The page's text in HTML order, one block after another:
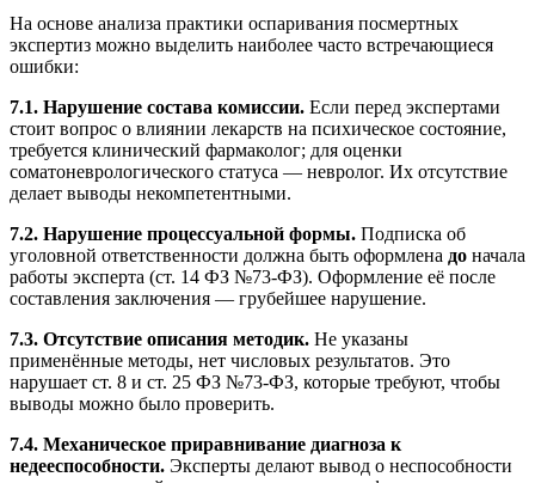
На основе анализа практики оспаривания посмертных
экспертиз можно выделить наиболее часто встречающиеся
ошибки:
7.1. Нарушение состава комиссии. Если перед экспертами
стоит вопрос о влиянии лекарств на психическое состояние,
требуется клинический фармаколог; для оценки
соматоневрологического статуса — невролог. Их отсутствие
делает выводы некомпетентными.
7.2. Нарушение процессуальной формы. Подписка об
уголовной ответственности должна быть оформлена до начала
работы эксперта (ст. 14 ФЗ №73-ФЗ). Оформление её после
составления заключения — грубейшее нарушение.
7.3. Отсутствие описания методик. Не указаны
применённые методы, нет числовых результатов. Это
нарушает ст. 8 и ст. 25 ФЗ №73-ФЗ, которые требуют, чтобы
выводы можно было проверить.
7.4. Механическое приравнивание диагноза к
недееспособности. Эксперты делают вывод о неспособности